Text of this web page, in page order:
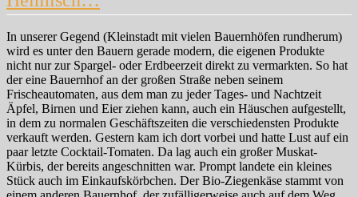
In unserer Gegend (Kleinstadt mit vielen Bauernhöfen rundherum)
wird es unter den Bauern gerade modern, die eigenen Produkte
nicht nur zur Spargel- oder Erdbeerzeit direkt zu vermarkten. So hat
der eine Bauernhof an der großen Straße neben seinem
Frischeautomaten, aus dem man zu jeder Tages- und Nachtzeit
Äpfel, Birnen und Eier ziehen kann, auch ein Häuschen aufgestellt,
in dem zu normalen Geschäftszeiten die verschiedensten Produkte
verkauft werden. Gestern kam ich dort vorbei und hatte Lust auf ein
paar letzte Cocktail-Tomaten. Da lag auch ein großer Muskat-
Kürbis, der bereits angeschnitten war. Prompt landete ein kleines
Stück auch im Einkaufskörbchen. Der Bio-Ziegenkäse stammt von